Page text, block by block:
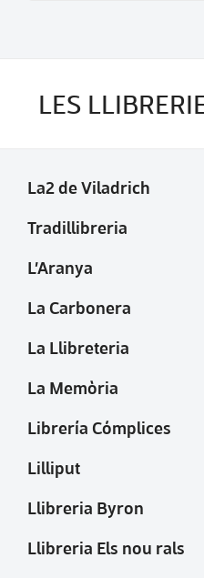
LES
La2 de Viladrich
Tradillibreria
L’Aranya
La Carbonera
La Llibreteria
La Memòria
Librería Cómplices
Lilliput
Llibreria Byron
Llibreria Els nou rals